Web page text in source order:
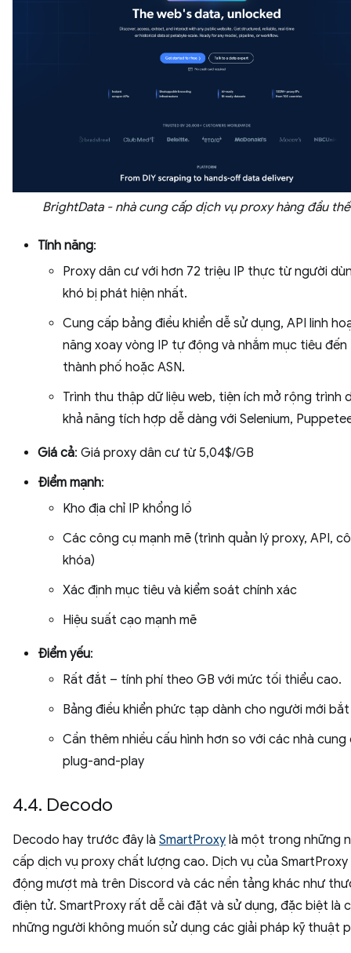
BrightData - nhà cung cấp dịch vụ proxy hàng đầu
Tính năng:
Proxy dân cư với hơn 72 triệu IP thực từ người
khó bị phát hiện nhất.
Cung cấp bảng điều khiển dễ sử dụng, API linh
năng xoay vòng IP tự động và nhắm mục tiêu
thành phố hoặc ASN.
Trình thu thập dữ liệu web, tiện ích mở rộng trình
khả năng tích hợp dễ dàng với Selenium,
Giá cả: Giá proxy dân cư từ 5,04$/GB
Điểm mạnh:
Kho địa chỉ IP khổng lồ
Các công cụ mạnh mẽ (trình quản lý proxy, API,
khóa)
Xác định mục tiêu và kiểm soát chính xác
Hiệu suất cạo mạnh mẽ
Điểm yếu:
Rất đắt – tính phí theo GB với mức tối thiểu cao.
Bảng điều khiển phức tạp dành cho người mới
Cần thêm nhiều cấu hình hơn so với các nhà cung
plug-and-play
4.4. Decodo
Decodo hay trước đây là SmartProxy là một trong những
cấp dịch vụ proxy chất lượng cao. Dịch vụ của
động mượt mà trên Discord và các nền tảng khác như
điện tử. SmartProxy rất dễ cài đặt và sử dụng, đặc biệt là
những người không muốn sử dụng các giải pháp kỹ thuật